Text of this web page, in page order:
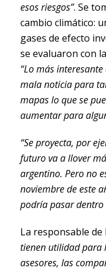
esos riesgos”. Se
cambio climático:
gases de efecto
se evaluaron con
“Lo más
mala noticia para
mapas lo que se
aumentar para
“Se proyecta, por
futuro va a llover
argentino. Pero no
noviembre de este
podría pasar dentro
La responsable de
tienen utilidad para
asesores, las